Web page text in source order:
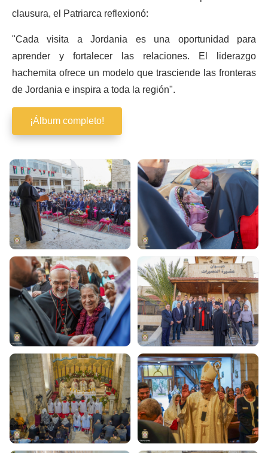
clausura, el Patriarca reflexionó:
"Cada visita a Jordania es una oportunidad para
aprender y fortalecer las relaciones. El liderazgo
hachemita ofrece un modelo que trasciende las fronteras
de Jordania e inspira a toda la región".
¡Álbum completo!